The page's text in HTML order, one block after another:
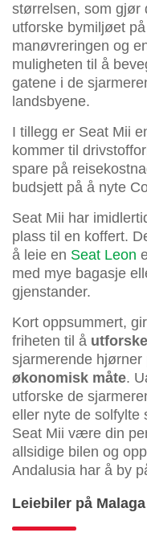
størrelsen, som gjør
utforske bymiljøet
manøvreringen og
muligheten til å
gatene i de
landsbyene.
I tillegg er Seat Mii
kommer til
spare på
budsjett på å nyte
Seat Mii har
plass til en koffert.
å leie en Seat Leon
med mye bagasje
gjenstander.
Kort oppsummert,
friheten til å
sjarmerende hjørner
økonomisk måte.
utforske de
eller nyte de solfylte
Seat Mii være din
allsidige bilen og
Andalusia har å by
Leiebiler på